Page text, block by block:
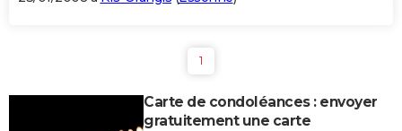
1
Carte de condoléances : envoyer
gratuitement une carte